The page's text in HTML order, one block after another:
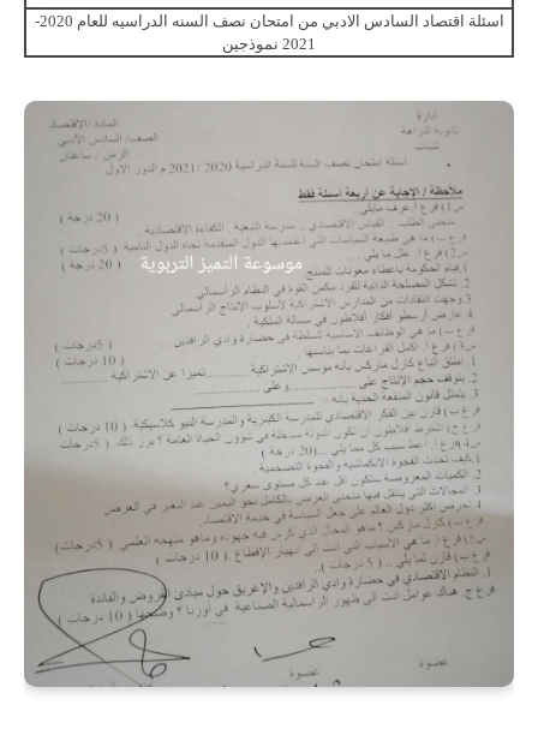
اسئلة اقتصاد السادس الادبي من امتحان نصف السنه الدراسيه للعام 2020-
2021 نموذجين